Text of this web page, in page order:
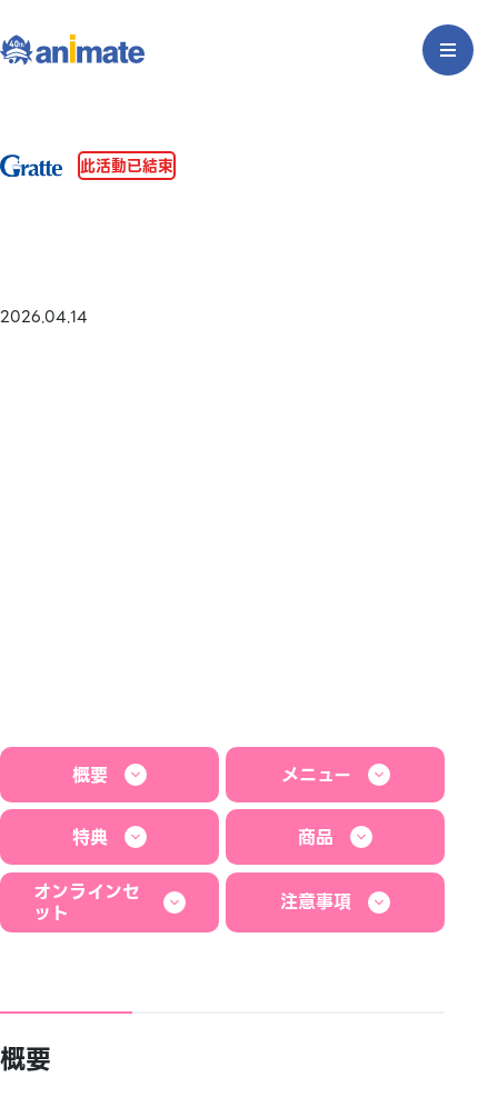
此活動已結束
2026.04.14
概要 メニュー
特典
商品
オンラインセ
ット 注意事項
概要